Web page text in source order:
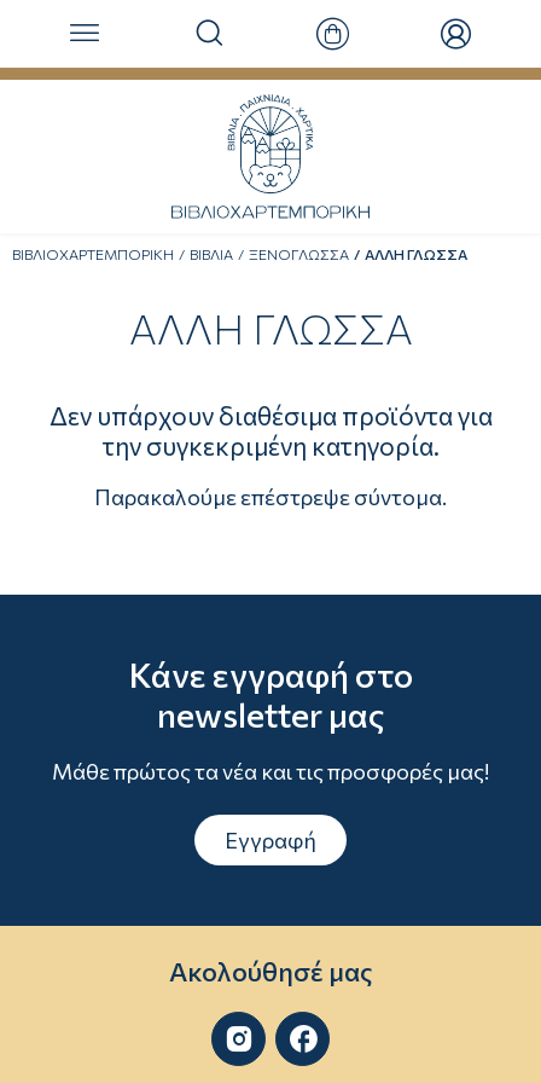
ΒΙΒΛΙΟΧΑΡΤΕΜΠΟΡΙΚΗ ΒΙΒΛΙΑ ΞΕΝΟΓΛΩΣΣΑ ΑΛΛΗ ΓΛΩΣΣΑ
ΑΛΛΗ ΓΛΩΣΣΑ
Δεν υπάρχουν διαθέσιμα προϊόντα για
την συγκεκριμένη κατηγορία.
Παρακαλούμε επέστρεψε σύντομα.
Κάνε εγγραφή στο
newsletter μας
Μάθε πρώτος τα νέα και τις προσφορές μας!
Εγγραφή
Ακολούθησέ μας
 